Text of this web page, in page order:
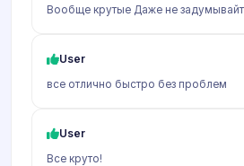
Вообще крутые Даже не
User
все отлично быстро без проблем
User
Все круто!